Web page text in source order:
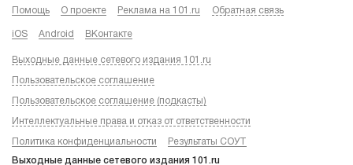
Помощь О проекте Реклама на 101.ru Обратная связь
iOS Android ВКонтакте
Выходные данные сетевого издания 101.ru
Пользовательское соглашение
Пользовательское соглашение (подкасты)
Интеллектуальные права и отказ от ответственности
Политика конфиденциальности Результаты СОУТ
Выходные данные сетевого издания 101.ru